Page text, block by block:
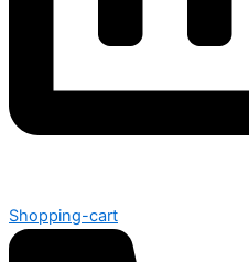
Shopping-cart